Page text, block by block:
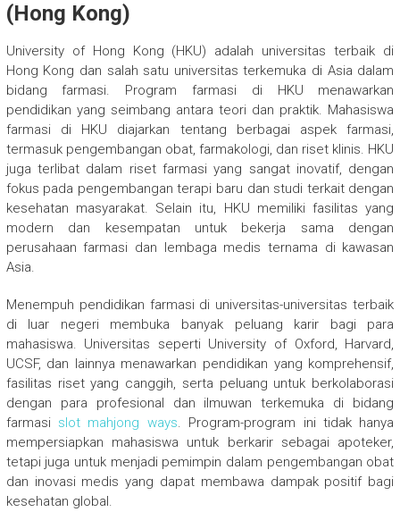
(Hong Kong)
University of Hong Kong (HKU) adalah universitas terbaik di
Hong Kong dan salah satu universitas terkemuka di Asia dalam
bidang farmasi. Program farmasi di HKU menawarkan
pendidikan yang seimbang antara teori dan praktik. Mahasiswa
farmasi di HKU diajarkan tentang berbagai aspek farmasi,
termasuk pengembangan obat, farmakologi, dan riset klinis. HKU
juga terlibat dalam riset farmasi yang sangat inovatif, dengan
fokus pada pengembangan terapi baru dan studi terkait dengan
kesehatan masyarakat. Selain itu, HKU memiliki fasilitas yang
modern dan kesempatan untuk bekerja sama dengan
perusahaan farmasi dan lembaga medis ternama di kawasan
Asia.
Menempuh pendidikan farmasi di universitas-universitas terbaik
di luar negeri membuka banyak peluang karir bagi para
mahasiswa. Universitas seperti University of Oxford, Harvard,
UCSF, dan lainnya menawarkan pendidikan yang komprehensif,
fasilitas riset yang canggih, serta peluang untuk berkolaborasi
dengan para profesional dan ilmuwan terkemuka di bidang
farmasi slot mahjong ways. Program-program ini tidak hanya
mempersiapkan mahasiswa untuk berkarir sebagai apoteker,
tetapi juga untuk menjadi pemimpin dalam pengembangan obat
dan inovasi medis yang dapat membawa dampak positif bagi
kesehatan global.